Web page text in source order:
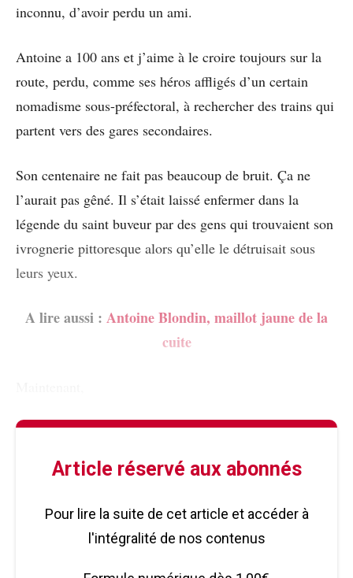
inconnu, d’avoir perdu un ami.
Antoine a 100 ans et j’aime à le croire toujours sur la
route, perdu, comme ses héros affligés d’un certain
nomadisme sous-préfectoral, à rechercher des trains qui
partent vers des gares secondaires.
Son centenaire ne fait pas beaucoup de bruit. Ça ne
l’aurait pas gêné. Il s’était laissé enfermer dans la
légende du saint buveur par des gens qui trouvaient son
ivrognerie pittoresque alors qu’elle le détruisait sous
leurs yeux.
A lire aussi : Antoine Blondin, maillot jaune de la
cuite
Article réservé aux abonnés
Pour lire la suite de cet article et accéder à
l'intégralité de nos contenus